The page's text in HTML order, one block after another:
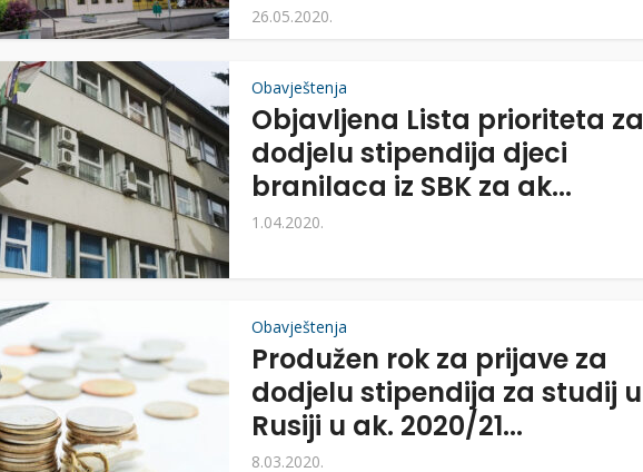
26.05.2020.
Obavještenja
Objavljena Lista prioriteta za
dodjelu stipendija djeci
branilaca iz SBK za ak...
1.04.2020.
Obavještenja
Produžen rok za prijave za
dodjelu stipendija za studij u
Rusiji u ak. 2020/21...
8.03.2020.